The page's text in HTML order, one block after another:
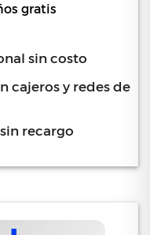
gratis
sin costo
cajeros y redes de
recargo